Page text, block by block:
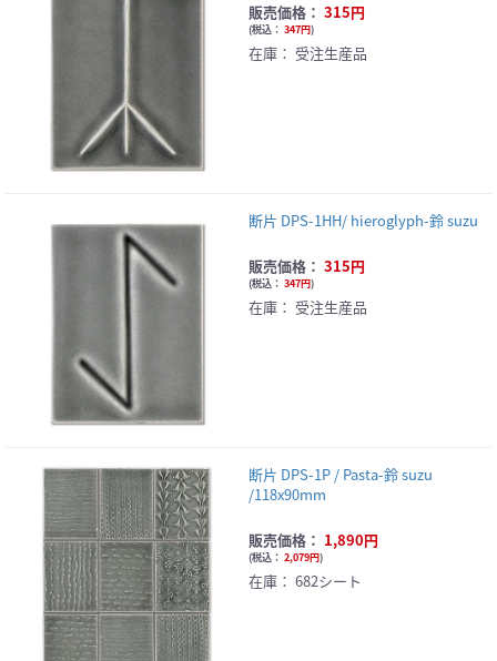
販売価格： 315円
(税込： 347円)
在庫： 受注生産品
断片 DPS-1HH/ hieroglyph-鈴 suzu
販売価格： 315円
(税込： 347円)
在庫： 受注生産品
断片 DPS-1P / Pasta-鈴 suzu
/118x90mm
販売価格： 1,890円
(税込： 2,079円)
在庫： 682シート